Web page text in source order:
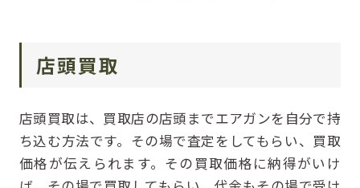
店頭買取
店頭買取は、買取店の店頭までエアガンを自分で持
ち込む方法です。その場で査定をしてもらい、買取
価格が伝えられます。その買取価格に納得がいけ